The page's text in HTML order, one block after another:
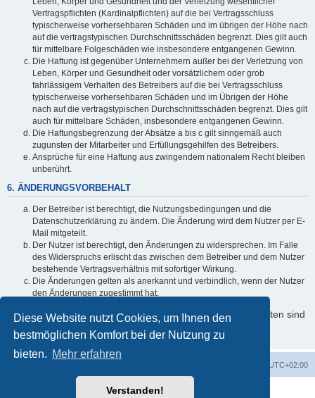
Diese Website nutzt Cookies, um Ihnen den
bestmöglichen Komfort bei der Nutzung zu
bieten. Mehr erfahren
Verstanden!
Vertragspflichten (Kardinalpflichten) auf die bei Vertragsschluss
typischerweise vorhersehbaren Schäden und im übrigen der Höhe nach
auf die vertragstypischen Durchschnittsschäden begrenzt. Dies gilt auch
für mittelbare Folgeschäden wie insbesondere entgangenen Gewinn.
Die Haftung ist gegenüber Unternehmern außer bei der Verletzung von
Leben, Körper und Gesundheit oder vorsätzlichem oder grob
fahrlässigem Verhalten des Betreibers auf die bei Vertragsschluss
typischerweise vorhersehbaren Schäden und im Übrigen der Höhe
nach auf die vertragstypischen Durchschnittsschäden begrenzt. Dies gilt
auch für mittelbare Schäden, insbesondere entgangenen Gewinn.
Die Haftungsbegrenzung der Absätze a bis c gilt sinngemäß auch
zugunsten der Mitarbeiter und Erfüllungsgehilfen des Betreibers.
Ansprüche für eine Haftung aus zwingendem nationalem Recht bleiben
unberührt.
6. ÄNDERUNGSVORBEHALT
Der Betreiber ist berechtigt, die Nutzungsbedingungen und die
Datenschutzerklärung zu ändern. Die Änderung wird dem Nutzer per E-
Mail mitgeteilt.
Der Nutzer ist berechtigt, den Änderungen zu widersprechen. Im Falle
des Widerspruchs erlischt das zwischen dem Betreiber und dem Nutzer
bestehende Vertragsverhältnis mit sofortiger Wirkung.
Die Änderungen gelten als anerkannt und verbindlich, wenn der Nutzer
den Änderungen zugestimmt hat.
Informationen über den Umgang mit Ihren persönlichen Daten sind
in der Datenschutzerklärung enthalten.
UTC+02:00
Powered byphpBB® Forum Software © phpBB Limited